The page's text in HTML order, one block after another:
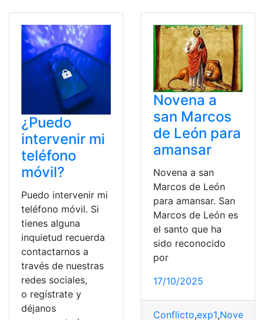
¿Puedo
intervenir mi
teléfono
móvil?
Puedo intervenir mi
teléfono móvil. Si
tienes alguna
inquietud recuerda
contactarnos a
través de nuestras
redes sociales,
o regístrate y
déjanos
Novena a
san Marcos
de León para
amansar
Novena a san
Marcos de León
para amansar. San
Marcos de León es
el santo que ha
sido reconocido
por
17/10/2025
Conflicto,exp1,Novena